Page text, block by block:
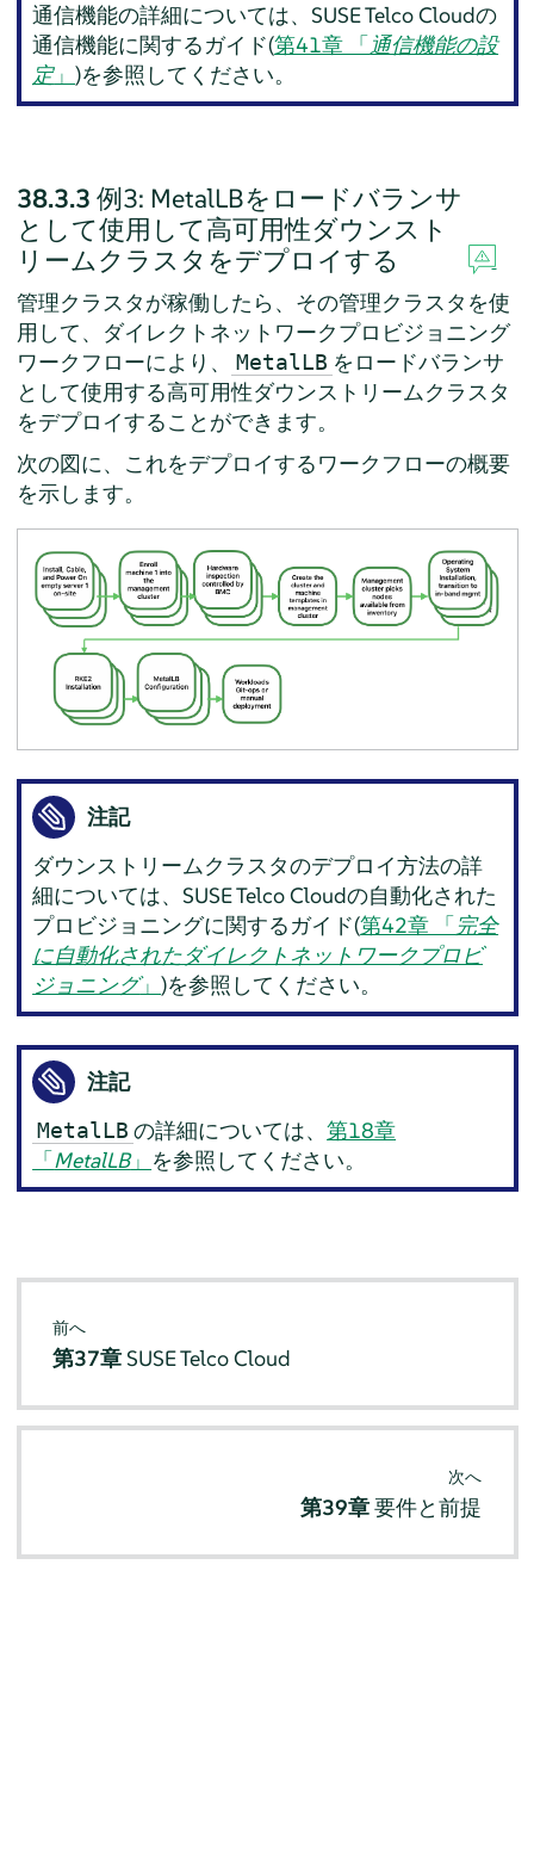
通信機能の詳細については、SUSE Telco Cloudの
通信機能に関するガイド(第41章 「通信機能の設
定」)を参照してください。
38.3.3 例3: MetalLBをロードバランサ
として使用して高可用性ダウンスト
リームクラスタをデプロイする
管理クラスタが稼働したら、その管理クラスタを使
用して、ダイレクトネットワークプロビジョニング
ワークフローにより、
MetalLB をロードバランサ
として使用する高可用性ダウンストリームクラスタ
をデプロイすることができます。
次の図に、これをデプロイするワークフローの概要
を示します。
注記
ダウンストリームクラスタのデプロイ方法の詳
細については、SUSE Telco Cloudの自動化された
プロビジョニングに関するガイド(第42章 「完全
に自動化されたダイレクトネットワークプロビ
ジョニング」)を参照してください。
注記
MetalLB の詳細については、第18章
「MetalLB」 を参照してください。
前へ
第37章 SUSE Telco Cloud
次へ
第39章要件と前提